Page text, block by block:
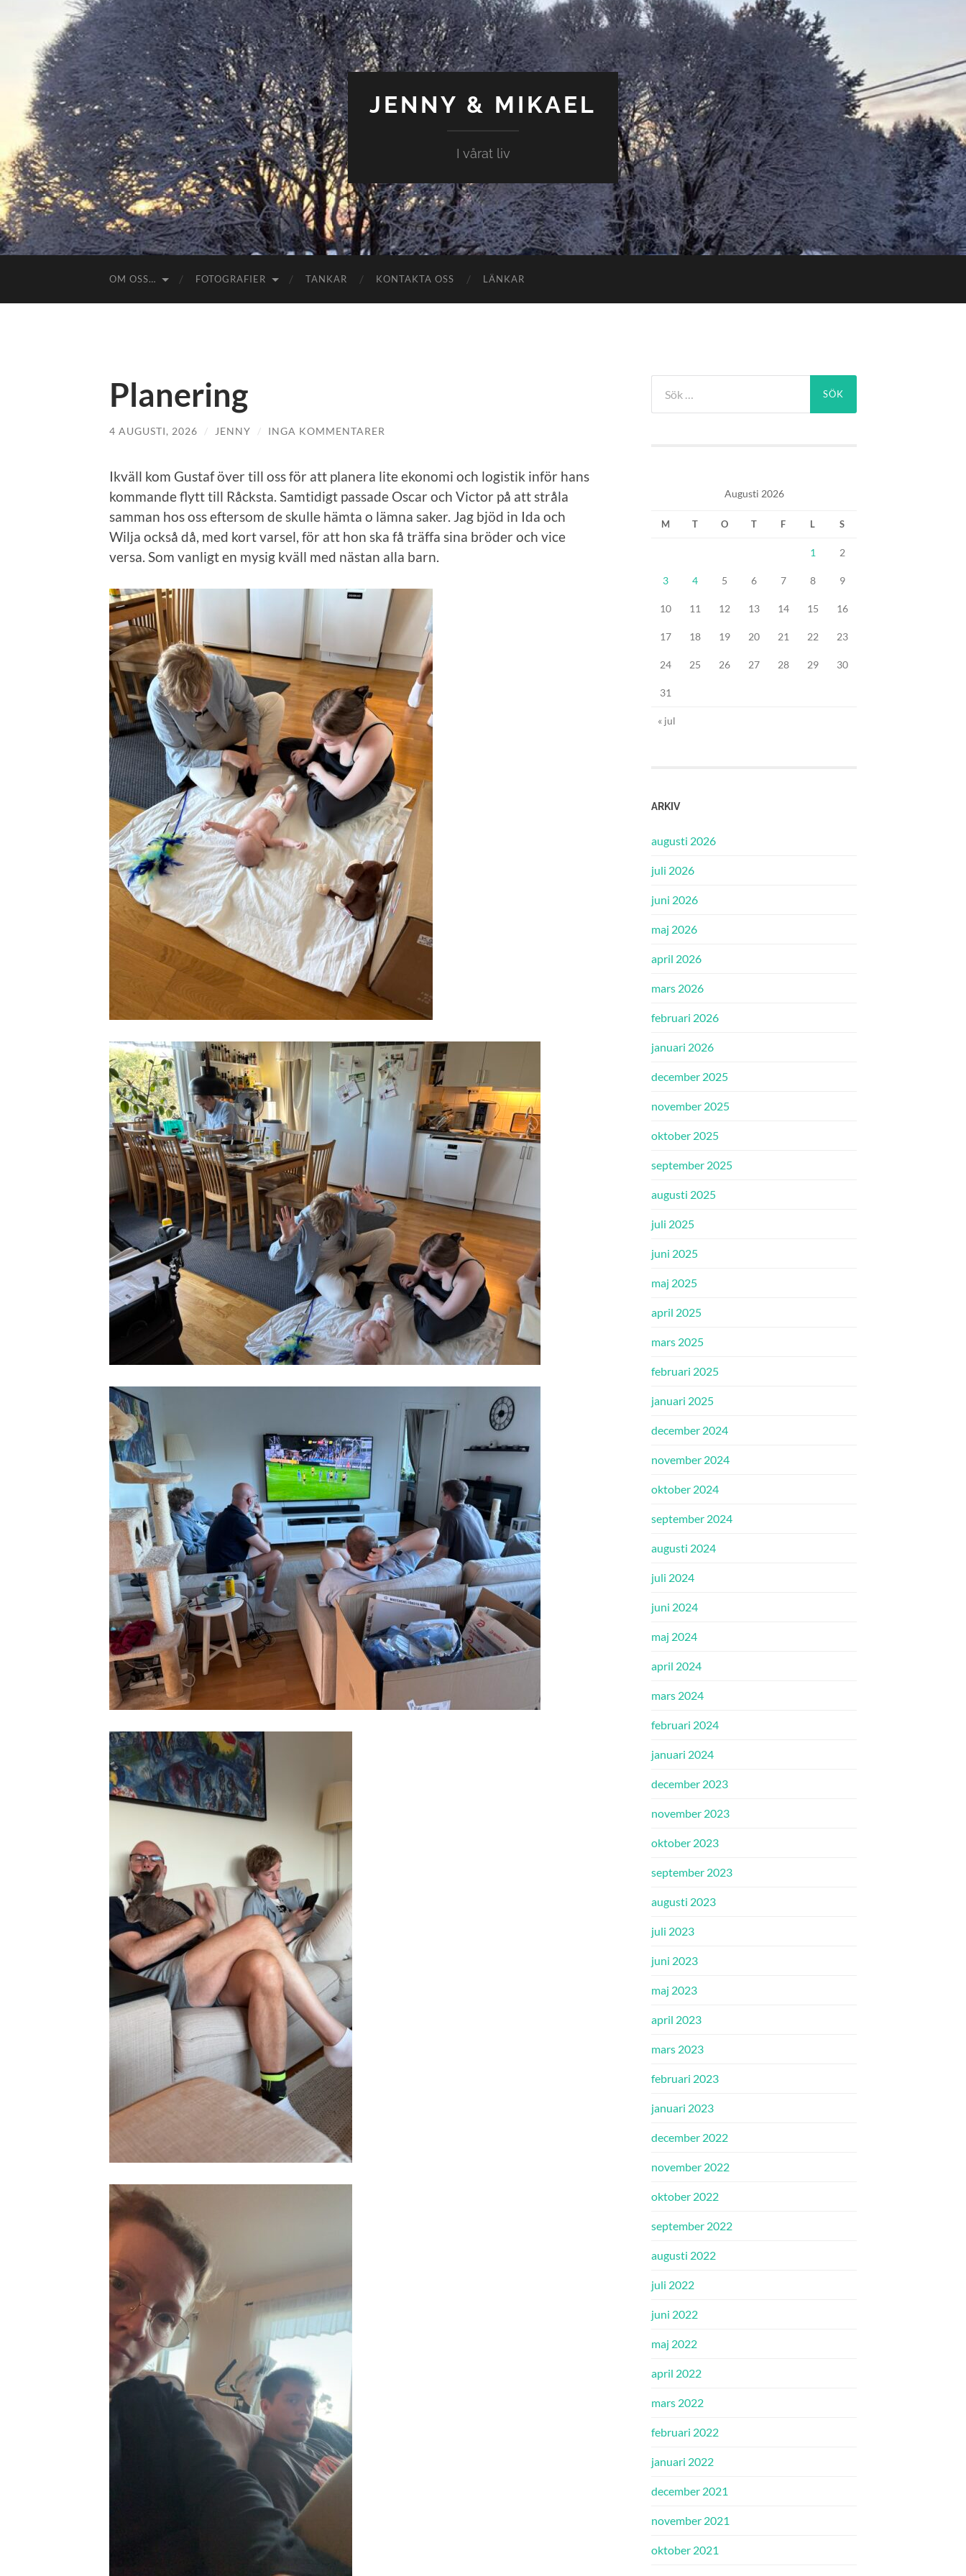
JENNY & MIKAEL
I vårat liv
OM OSS… FOTOGRAFIER TANKAR KONTAKTA OSS LÄNKAR
Planering
4 AUGUSTI, 2026 / JENNY / INGA KOMMENTARER
Ikväll kom Gustaf över till oss för att planera lite ekonomi och logistik inför hans
kommande flytt till Råcksta. Samtidigt passade Oscar och Victor på att stråla
samman hos oss eftersom de skulle hämta o lämna saker. Jag bjöd in Ida och
Wilja också då, med kort varsel, för att hon ska få träffa sina bröder och vice
versa. Som vanligt en mysig kväll med nästan alla barn.
efter:
Augusti 2026
M T O T F L S
1 2
3 4 5 6 7 8 9
10 11 12 13 14 15 16
17 18 19 20 21 22 23
24 25 26 27 28 29 30
31
« jul
ARKIV
augusti 2026
juli 2026
juni 2026
maj 2026
april 2026
mars 2026
februari 2026
januari 2026
december 2025
november 2025
oktober 2025
september 2025
augusti 2025
juli 2025
juni 2025
maj 2025
april 2025
mars 2025
februari 2025
januari 2025
december 2024
november 2024
oktober 2024
september 2024
augusti 2024
juli 2024
juni 2024
maj 2024
april 2024
mars 2024
februari 2024
januari 2024
december 2023
november 2023
oktober 2023
september 2023
augusti 2023
juli 2023
juni 2023
maj 2023
april 2023
mars 2023
februari 2023
januari 2023
december 2022
november 2022
oktober 2022
september 2022
augusti 2022
juli 2022
juni 2022
maj 2022
april 2022
mars 2022
februari 2022
januari 2022
december 2021
november 2021
oktober 2021